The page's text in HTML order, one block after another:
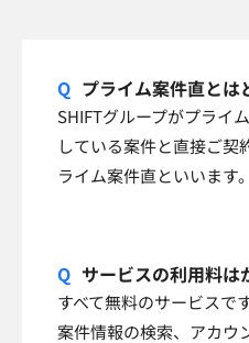
プライム案件直とは
SHIFTグループがプライ
している案件と直接ご契
ライム案件直といいます。
サービスの利用料は
すべて無料のサービスです
案件情報の検索、アカウ